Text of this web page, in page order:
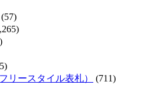
(57)
リースタイル表札）
(711)